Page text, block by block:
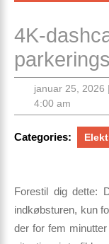
4K-
januar 25, 2026 |
4:00 am
Categories:
Forestil dig dette:
indkøbsturen, kun
der for fem